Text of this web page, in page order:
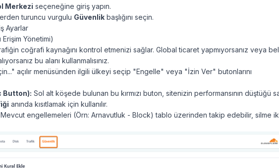
Merkezi seçeneğine giriş yapın.
turuncu vurgulu Güvenlik başlığını seçin.
Ayarlar
Yönetimi)
coğrafi kaynağını kontrol etmenizi sağlar. Global ticaret yapmıyorsanız veya
bu alanı kullanmalısınız.
açılır menüsünden ilgili ülkeyi seçip "Engelle" veya "İzin Ver" butonlarını
Button): Sol alt köşede bulunan bu kırmızı buton, sitenizin performansının düştüğü
anında kısıtlamak için kullanılır.
Mevcut engellemeleri (Örn: Arnavutluk - Block) tablo üzerinden takip edebilir, silme